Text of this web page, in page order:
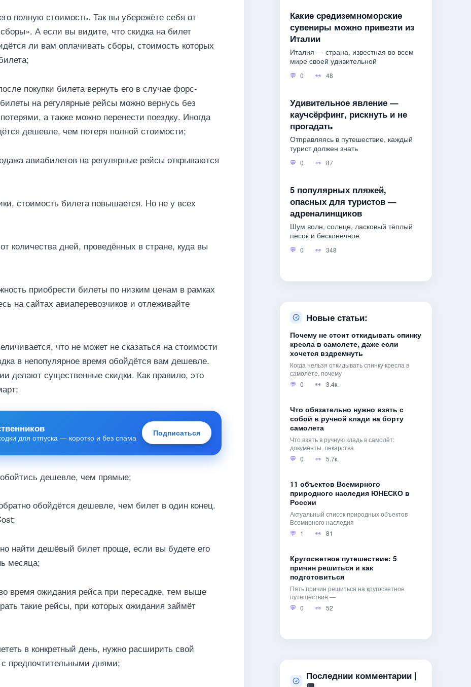
полную стоимость. Так вы убережёте себя от
А если вы видите, что скидка на билет
ли вам оплачивать сборы, стоимость которых
покупки билета вернуть его в случае форс-
на регулярные рейсы можно вернусь без
а также можно перенести поездку. Иногда
дешевле, чем потеря полной стоимости;
авиабилетов на регулярные рейсы открываются
стоимость билета повышается. Но не у всех
количества дней, проведённых в стране, куда вы
приобрести билеты по низким ценам в рамках
на сайтах авиаперевозчиков и отлеживайте
что не может не сказаться на стоимости
в непопулярное время обойдётся вам дешевле.
делают существенные скидки. Как правило, это
для отпуска — коротко и без спама
Подписаться
дешевле, чем прямые;
обойдётся дешевле, чем билет в один конец.
найти дешёвый билет проще, если вы будете его
месяца;
время ожидания рейса при пересадке, тем выше
такие рейсы, при которых ожидания займёт
в конкретный день, нужно расширить свой
предпочтительными днями;
Какие средиземноморские
сувениры можно привезти из
Италии
Италия — страна, известная во всем
мире своей удивительной
0 48
Удивительное явление —
каучсёрфинг, рискнуть и не
прогадать
Отправляясь в путешествие, каждый
турист должен знать
0 87
5 популярных пляжей,
опасных для туристов —
адреналинщиков
Шум волн, солнце, ласковый тёплый
песок и бесконечное
0 348
Новые статьи:
Почему не стоит откидывать спинку
кресла в самолете, даже если
хочется вздремнуть
Когда нельзя откидывать спинку кресла в
самолёте, почему
0
3.4к.
Что обязательно нужно взять с
собой в ручной клади на борту
самолета
Что взять в ручную кладь в самолёт:
документы, лекарства
0
5.7к.
11 объектов Всемирного
природного наследия ЮНЕСКО в
России
Актуальный список природных объектов
Всемирного наследия
1
81
Кругосветное путешествие: 5
причин решиться и как
подготовиться
Пять причин решиться на кругосветное
путешествие —
0
52
Последнии комментарии |